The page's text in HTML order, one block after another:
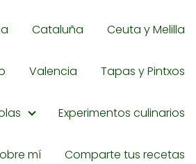
Cataluña Ceuta y Melilla
Valencia Tapas y Pintxos
Experimentos culinarios
mí Comparte tus recetas